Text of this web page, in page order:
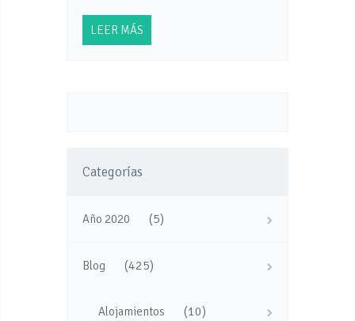
LEER MÁS
Categorías
Año 2020 (5)
Blog (425)
Alojamientos (10)